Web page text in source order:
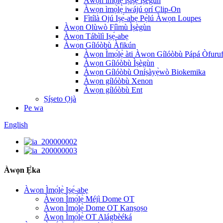
Àwọn ìmọ́lẹ̀ iwájú orí Clip-On
Fìtílà Ojú Iṣẹ́-abẹ Pẹ̀lú Àwọn Loupes
Àwọn Olùwò Fíìmù Ìṣègùn
Àwọn Tábìlì Iṣẹ́-abẹ
Àwọn Gílóòbù Àfikún
Àwọn Ìmọ́lẹ̀ àti Àwọn Gílóòbù Pápá
Àwọn Gílóòbù Ìṣègùn
Àwọn Gílóòbù Oníṣàyẹ̀wò Biokemika
Àwọn gílóòbù Xenon
Àwọn gílóòbù Ent
Ṣíṣeto Ọjà
Pe wa
English
Àwọn Ẹ̀ka
Àwọn Ìmọ́lẹ̀ Iṣẹ́-abẹ
Àwọn Ìmọ́lẹ̀ Méjì Dome OT
Àwọn Ìmọ́lẹ̀ Dome OT Kanṣoṣo
Àwọn Ìmọ́lẹ̀ OT Alágbèéká